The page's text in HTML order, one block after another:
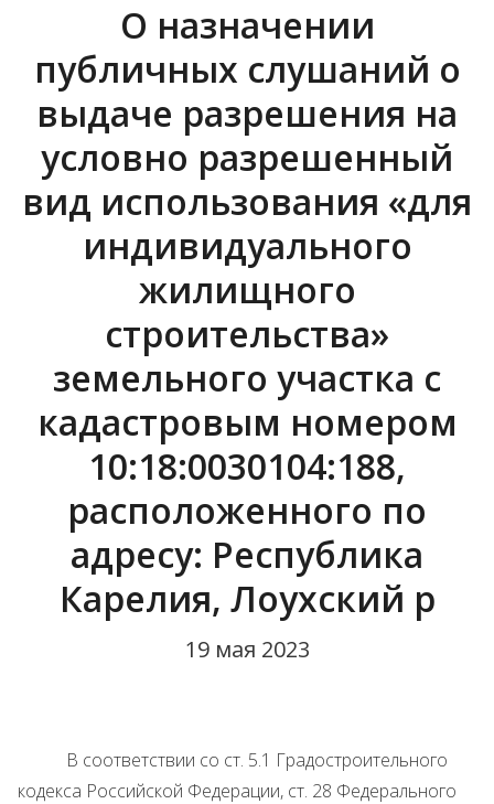
О назначении
публичных слушаний о
выдаче разрешения на
условно разрешенный
вид использования «для
индивидуального
жилищного
строительства»
земельного участка с
кадастровым номером
10:18:0030104:188,
расположенного по
адресу: Республика
Карелия, Лоухский р
19 мая 2023
В соответствии со ст. 5.1 Градостроительного
кодекса Российской Федерации, ст. 28 Федерального